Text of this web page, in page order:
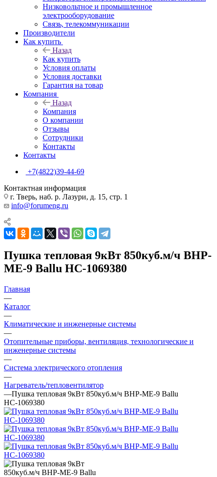
Низковольтное и промышленное
электрооборудование
Связь, телекоммуникации
Производители
Как купить
Назад
Как купить
Условия оплаты
Условия доставки
Гарантия на товар
Компания
Назад
Компания
О компании
Отзывы
Сотрудники
Контакты
Контакты
+7(4822)39-44-69
Контактная информация
г. Тверь, наб. р. Лазури, д. 15, стр. 1
info@forumeng.ru
Пушка тепловая 9кВт 850куб.м/ч BHP-
ME-9 Ballu НС-1069380
Главная
—
Каталог
—
Климатические и инженерные системы
—
Отопительные приборы, вентиляция, технологические и
инженерные системы
—
Система электрического отопления
—
Нагреватель/тепловентилятор
—Пушка тепловая 9кВт 850куб.м/ч BHP-ME-9 Ballu
НС-1069380